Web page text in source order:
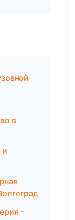
в
и
-